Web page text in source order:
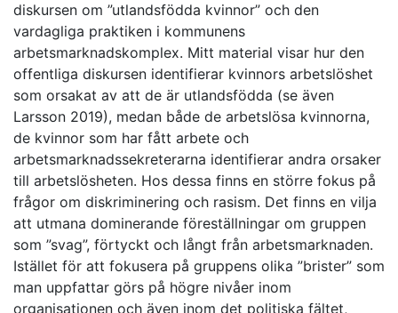
diskursen om ”utlandsfödda kvinnor” och den
vardagliga praktiken i kommunens
arbetsmarknadskomplex. Mitt material visar hur den
offentliga diskursen identifierar kvinnors arbetslöshet
som orsakat av att de är utlandsfödda (se även
Larsson 2019), medan både de arbetslösa kvinnorna,
de kvinnor som har fått arbete och
arbetsmarknadssekreterarna identifierar andra orsaker
till arbetslösheten. Hos dessa finns en större fokus på
frågor om diskriminering och rasism. Det finns en vilja
att utmana dominerande föreställningar om gruppen
som ”svag”, förtyckt och långt från arbetsmarknaden.
Istället för att fokusera på gruppens olika ”brister” som
man uppfattar görs på högre nivåer inom
organisationen och även inom det politiska fältet,